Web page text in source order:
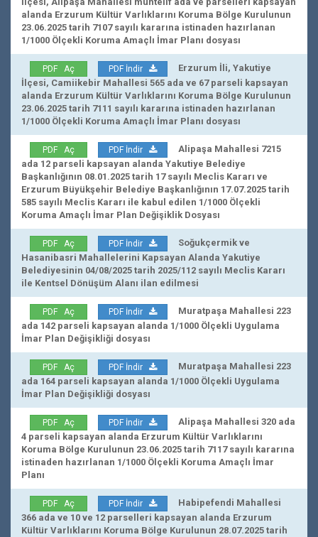
alanda Erzurum Kültür Varlıklarını Koruma Bölge Kurulunun
23.06.2025 tarih 7107 sayılı kararına istinaden hazırlanan
1/1000 Ölçekli Koruma Amaçlı İmar Planı dosyası
PDF Aç PDF İndir
Erzurum İli, Yakutiye
İlçesi, Camiikebir Mahallesi 565 ada ve 67 parseli kapsayan
alanda Erzurum Kültür Varlıklarını Koruma Bölge Kurulunun
23.06.2025 tarih 7111 sayılı kararına istinaden hazırlanan
1/1000 Ölçekli Koruma Amaçlı İmar Planı dosyası
PDF Aç PDF İndir
Alipaşa Mahallesi 7215
ada 12 parseli kapsayan alanda Yakutiye Belediye
Başkanlığının 08.01.2025 tarih 17 sayılı Meclis Kararı ve
Erzurum Büyükşehir Belediye Başkanlığının 17.07.2025 tarih
585 sayılı Meclis Kararı ile kabul edilen 1/1000 Ölçekli
Koruma Amaçlı İmar Plan Değişiklik Dosyası
PDF Aç PDF İndir
Soğukçermik ve
Hasanibasri Mahallelerini Kapsayan Alanda Yakutiye
Belediyesinin 04/08/2025 tarih 2025/112 sayılı Meclis Kararı
ile Kentsel Dönüşüm Alanı ilan edilmesi
PDF Aç PDF İndir
Muratpaşa Mahallesi 223
ada 142 parseli kapsayan alanda 1/1000 Ölçekli Uygulama
İmar Plan Değişikliği dosyası
PDF Aç PDF İndir
Muratpaşa Mahallesi 223
ada 164 parseli kapsayan alanda 1/1000 Ölçekli Uygulama
İmar Plan Değişikliği dosyası
PDF Aç PDF İndir
Alipaşa Mahallesi 320 ada
4 parseli kapsayan alanda Erzurum Kültür Varlıklarını
Koruma Bölge Kurulunun 23.06.2025 tarih 7117 sayılı kararına
istinaden hazırlanan 1/1000 Ölçekli Koruma Amaçlı İmar
Planı
PDF Aç PDF İndir
Habipefendi Mahallesi
366 ada ve 10 ve 12 parselleri kapsayan alanda Erzurum
Kültür Varlıklarını Koruma Bölge Kurulunun 28.07.2025 tarih